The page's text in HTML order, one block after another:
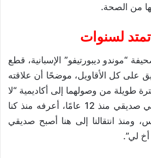
من الصحة.
لسنوات
“موندو ديبورتيفو” الإسبانية، قطع
على كل الأقاويل، موضحًا أن علاقته
طويلة من وصولهما إلى أكاديمية “لا
ماسيا”. وقال: “غافي صديقي منذ 12 عامًا، أعرفه منذ كنا
ومنذ انتقالنا إلى هنا أصبح صديقي
أخ لي”.